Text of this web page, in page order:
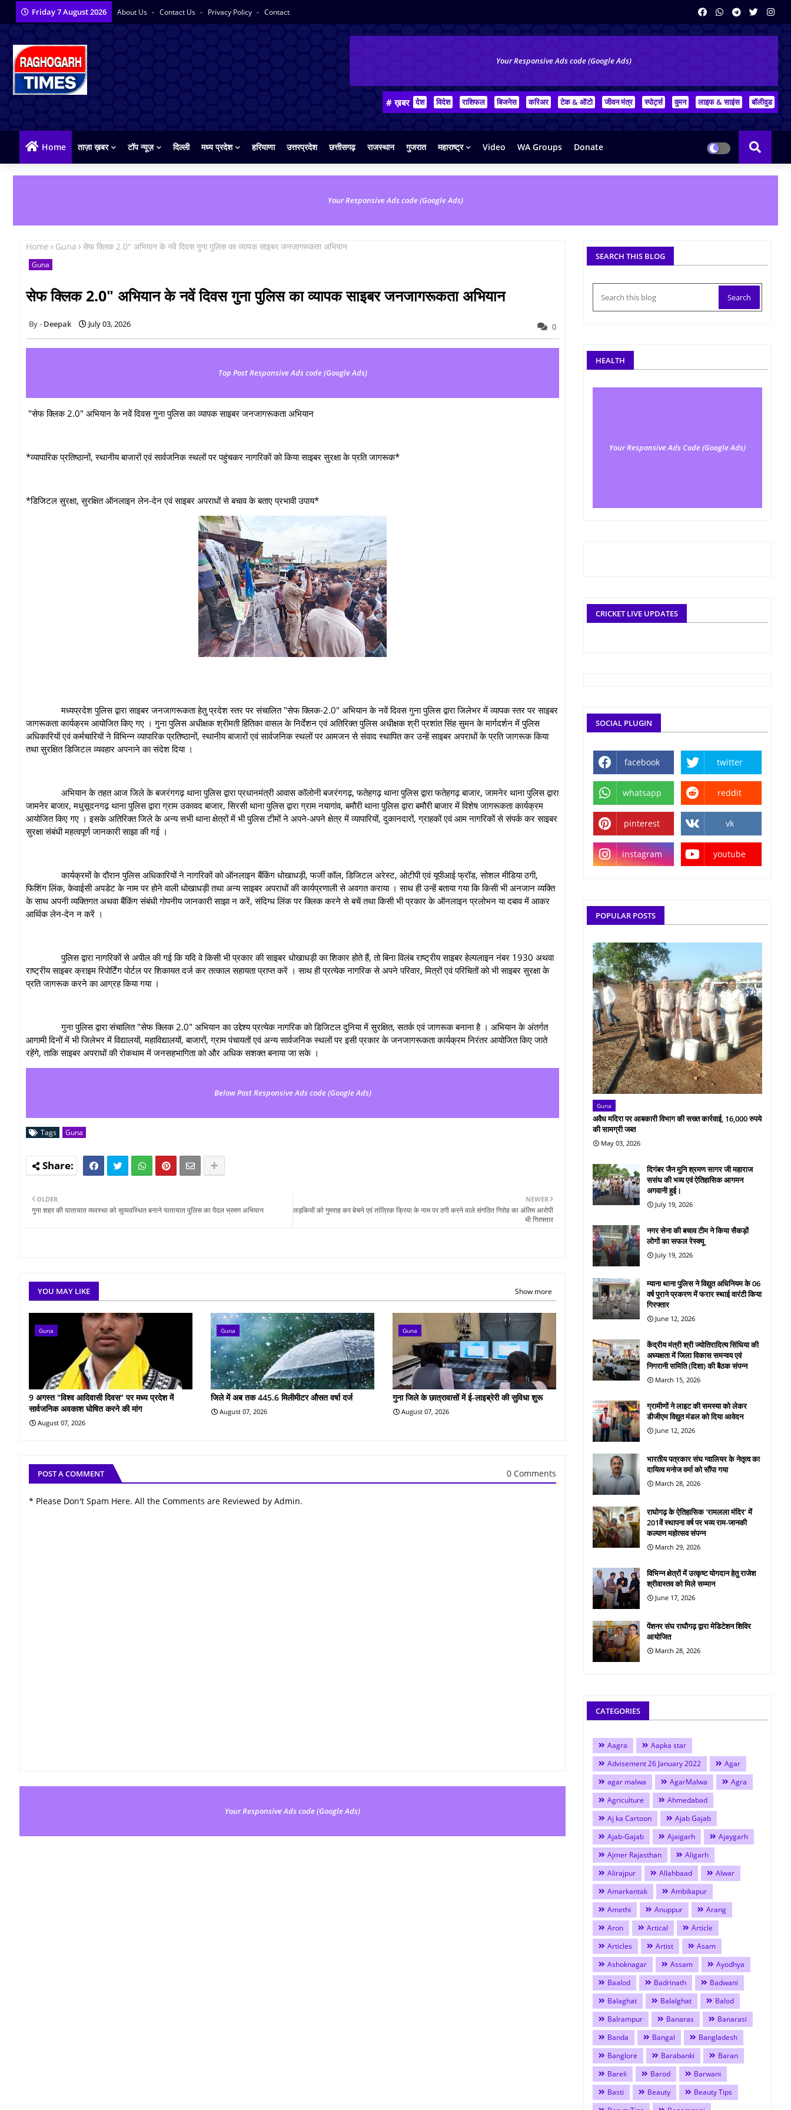
Friday 7 August 2026 About Us Contact Us Privacy Policy Contact
Your Responsive Ads code (Google Ads)
# ख़बर देश विदेश राशिफल बिजनेस करिअर टेक & ऑटो जीवन मंत्र स्पोर्ट्स वुमन लाइफ & साइंस बॉलीवुड
Home ताज़ा ख़बर टॉप न्यूज़ दिल्ली मध्य प्रदेश हरियाणा उत्तरप्रदेश छत्तीसगढ़ राजस्थान गुजरात महाराष्ट्र Video WA Groups Donate
Your Responsive Ads code (Google Ads)
Home Guna सेफ क्लिक 2.0" अभियान के नवें दिवस गुना पुलिस का व्यापक साइबर जनजागरूकता अभियान
Guna
सेफ क्लिक 2.0" अभियान के नवें दिवस गुना पुलिस का व्यापक साइबर जनजागरूकता अभियान
Deepak July 03, 2026 0
Top Post Responsive Ads code (Google Ads)
"सेफ क्लिक 2.0" अभियान के नवें दिवस गुना पुलिस का व्यापक साइबर जनजागरूकता अभियान
*व्यापारिक प्रतिष्ठानों, स्थानीय बाजारों एवं सार्वजनिक स्थलों पर पहुंचकर नागरिकों को किया साइबर सुरक्षा के प्रति जागरूक*
*डिजिटल सुरक्षा, सुरक्षित ऑनलाइन लेन-देन एवं साइबर अपराधों से बचाव के बताए प्रभावी उपाय*
मध्यप्रदेश पुलिस द्वारा साइबर जनजागरूकता हेतु प्रदेश स्तर पर संचालित "सेफ क्लिक-2.0" अभियान के नवें दिवस गुना पुलिस द्वारा जिलेभर में व्यापक स्तर पर साइबर
जागरूकता कार्यक्रम आयोजित किए गए । गुना पुलिस अधीक्षक श्रीमती हितिका वासल के निर्देशन एवं अतिरिक्त पुलिस अधीक्षक श्री प्रशांत सिंह सुमन के मार्गदर्शन में पुलिस
अधिकारियों एवं कर्मचारियों ने विभिन्न व्यापारिक प्रतिष्ठानों, स्थानीय बाजारों एवं सार्वजनिक स्थलों पर आमजन से संवाद स्थापित कर उन्हें साइबर अपराधों के प्रति जागरूक किया
तथा सुरक्षित डिजिटल व्यवहार अपनाने का संदेश दिया ।
अभियान के तहत आज जिले के बजरंगगढ़ थाना पुलिस द्वारा प्रधानमंत्री आवास कॉलोनी बजरंगगढ़, फतेहगढ़ थाना पुलिस द्वारा फतेहगढ़ बाजार, जामनेर थाना पुलिस द्वारा
जामनेर बाजार, मधुसूदनगढ़ थाना पुलिस द्वारा ग्राम उकावद बाजार, सिरसी थाना पुलिस द्वारा ग्राम नयागांव, बमौरी थाना पुलिस द्वारा बमौरी बाजार में विशेष जागरूकता कार्यक्रम
आयोजित किए गए । इसके अतिरिक्त जिले के अन्य सभी थाना क्षेत्रों में भी पुलिस टीमों ने अपने-अपने क्षेत्र में व्यापारियों, दुकानदारों, ग्राहकों एवं आम नागरिकों से संपर्क कर साइबर
सुरक्षा संबंधी महत्वपूर्ण जानकारी साझा की गई ।
कार्यक्रमों के दौरान पुलिस अधिकारियों ने नागरिकों को ऑनलाइन बैंकिंग धोखाधड़ी, फर्जी कॉल, डिजिटल अरेस्ट, ओटीपी एवं यूपीआई फ्रॉड, सोशल मीडिया ठगी,
फिशिंग लिंक, केवाईसी अपडेट के नाम पर होने वाली धोखाधड़ी तथा अन्य साइबर अपराधों की कार्यप्रणाली से अवगत कराया । साथ ही उन्हें बताया गया कि किसी भी अनजान व्यक्ति
के साथ अपनी व्यक्तिगत अथवा बैंकिंग संबंधी गोपनीय जानकारी साझा न करें, संदिग्ध लिंक पर क्लिक करने से बचें तथा किसी भी प्रकार के ऑनलाइन प्रलोभन या दबाव में आकर
आर्थिक लेन-देन न करें ।
पुलिस द्वारा नागरिकों से अपील की गई कि यदि वे किसी भी प्रकार की साइबर धोखाधड़ी का शिकार होते हैं, तो बिना विलंब राष्ट्रीय साइबर हेल्पलाइन नंबर 1930 अथवा
राष्ट्रीय साइबर क्राइम रिपोर्टिंग पोर्टल पर शिकायत दर्ज कर तत्काल सहायता प्राप्त करें । साथ ही प्रत्येक नागरिक से अपने परिवार, मित्रों एवं परिचितों को भी साइबर सुरक्षा के
प्रति जागरूक करने का आग्रह किया गया ।
गुना पुलिस द्वारा संचालित "सेफ क्लिक 2.0" अभियान का उद्देश्य प्रत्येक नागरिक को डिजिटल दुनिया में सुरक्षित, सतर्क एवं जागरूक बनाना है । अभियान के अंतर्गत
आगामी दिनों में भी जिलेभर में विद्यालयों, महाविद्यालयों, बाजारों, ग्राम पंचायतों एवं अन्य सार्वजनिक स्थलों पर इसी प्रकार के जनजागरूकता कार्यक्रम निरंतर आयोजित किए जाते
रहेंगे, ताकि साइबर अपराधों की रोकथाम में जनसहभागिता को और अधिक सशक्त बनाया जा सके ।
Below Post Responsive Ads code (Google Ads)
Tags Guna
NEWER
लड़कियों को गुमराह कर बेचने एवं तांत्रिक क्रिया के नाम पर ठगी करने वाले संगठित गिरोह का अंतिम आरोपी
भी गिरफ्तार
OLDER
गुना शहर की यातायात व्यवस्था को सुव्यवस्थित बनाने यातायात पुलिस का पैदल भ्रमण अभियान
YOU MAY LIKE Show more
Guna
9 अगस्त "विश्व आदिवासी दिवस" पर मध्य प्रदेश में
सार्वजनिक अवकाश घोषित करने की मांग
August 07, 2026
Guna
जिले में अब तक 445.6 मिलीमीटर औसत वर्षा दर्ज
August 07, 2026
Guna
गुना जिले के छात्रावासों में ई-लाइब्रेरी की सुविधा शुरू
August 07, 2026
POST A COMMENT 0 Comments
* Please Don't Spam Here. All the Comments are Reviewed by Admin.
Your Responsive Ads code (Google Ads)
SEARCH THIS BLOG
HEALTH
Your Responsive Ads Code (Google Ads)
CRICKET LIVE UPDATES
SOCIAL PLUGIN
facebook twitter
whatsapp reddit
pinterest vk
instagram youtube
POPULAR POSTS
Guna
अवैध मदिरा पर आबकारी विभाग की सख्त कार्रवाई, 16,000 रुपये
की सामग्री जब्त
May 03, 2026
दिगंबर जैन मुनि श्रमण सागर जी महाराज
ससंघ की भव्य एवं ऐतिहासिक आगमन
अगवानी हुई।
July 19, 2026
नगर सेना की बचाव टीम ने किया सैकड़ों
लोगों का सफल रेस्क्यू
July 19, 2026
म्याना थाना पुलिस ने विद्युत अधिनियम के 06
वर्ष पुराने प्रकरण में फरार स्थाई वारंटी किया
गिरफ्तार
June 12, 2026
केंद्रीय मंत्री श्री ज्योतिरादित्य सिंधिया की
अध्यक्षता में जिला विकास समन्वय एवं
निगरानी समिति (दिशा) की बैठक संपन्न
March 15, 2026
ग्रामीणों ने लाइट की समस्या को लेकर
डीजीएम विद्युत मंडल को दिया आवेदन
June 12, 2026
भारतीय पत्रकार संघ ग्वालियर के नेतृत्व का
दायित्व मनोज वर्मा को सौंपा गया
March 28, 2026
राघोगढ़ के ऐतिहासिक 'रामलला मंदिर' में
201वें स्थापना वर्ष पर भव्य राम-जानकी
कल्याण महोत्सव संपन्न
March 29, 2026
विभिन्न क्षेत्रों में उत्कृष्ट योगदान हेतु राजेश
श्रीवास्तव को मिले सम्मान
June 17, 2026
पेंशनर संघ राघौगढ़ द्वारा मेडिटेशन शिविर
आयोजित
March 28, 2026
CATEGORIES
Aagra
Aapka star
Advisement 26 January 2022
Agar
agar malwa
AgarMalwa
Agra
Agriculture
Ahmedabad
Aj ka Cartoon
Ajab Gajab
Ajab-Gajab
Ajaigarh
Ajaygarh
Ajmer Rajasthan
Aligarh
Alirajpur
Allahbaad
Alwar
Amarkantak
Ambikapur
Amethi
Anuppur
Arang
Aron
Artical
Article
Articles
Artist
Asam
Ashoknagar
Assam
Ayodhya
Baalod
Badrinath
Badwani
Balaghat
Balalghat
Balod
Balrampur
Banaras
Banarasi
Banda
Bangal
Bangladesh
Banglore
Barabanki
Baran
Bareli
Barod
Barwani
Basti
Beauty
Beauty Tips